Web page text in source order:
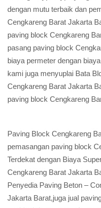
dengan mutu terbaik dan
Cengkareng Barat Jakarta
paving block Cengkareng
pasang paving block
biaya permeter dengan
kami juga menyuplai Bata
Cengkareng Barat Jakarta
paving block Cengkareng
Paving Block Cengkareng
pemasangan paving block
Terdekat dengan Biaya
Cengkareng Barat Jakarta
Penyedia Paving Beton –
Jakarta Barat,juga jual